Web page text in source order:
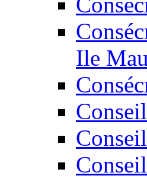
Ile